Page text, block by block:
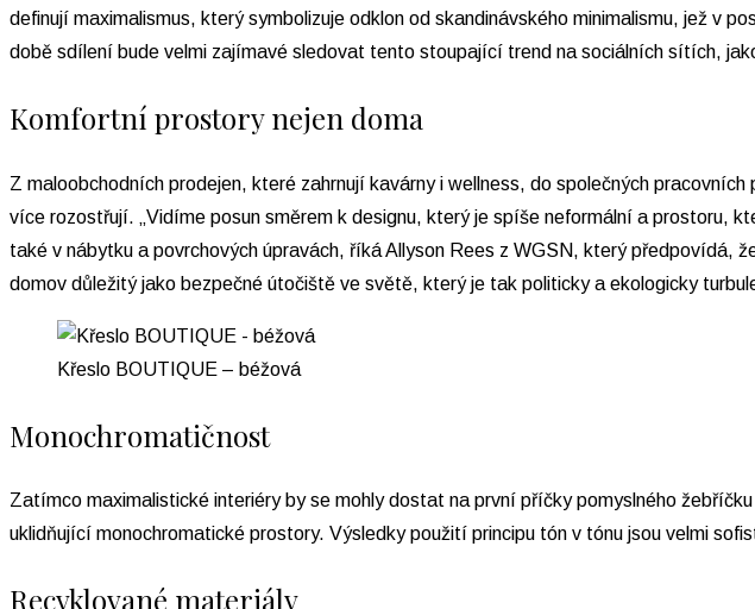
definují maximalismus, který symbolizuje odklon od skandinávského minimalismu, jež v
době sdílení bude velmi zajímavé sledovat tento stoupající trend na sociálních sítích,
Komfortní prostory nejen doma
Z maloobchodních prodejen, které zahrnují kavárny i wellness, do společných
více rozostřují. „Vidíme posun směrem k designu, který je spíše neformální a prostoru,
také v nábytku a povrchových úpravách, říká Allyson Rees z WGSN, který
domov důležitý jako bezpečné útočiště ve světě, který je tak politicky a ekologicky
Křeslo BOUTIQUE – béžová
Monochromatičnost
Zatímco maximalistické interiéry by se mohly dostat na první příčky pomyslného
uklidňující monochromatické prostory. Výsledky použití principu tón v tónu jsou velmi
Recyklované materiály